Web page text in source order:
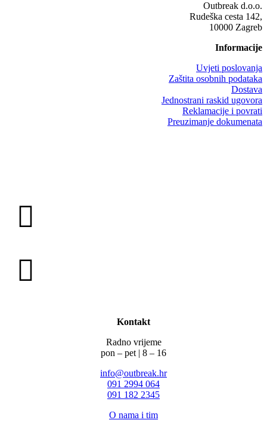
Outbreak d.o.o.
Rudeška cesta 142,
10000 Zagreb
Informacije
Uvjeti poslovanja
Zaštita osobnih podataka
Dostava
Jednostrani raskid ugovora
Reklamacije i povrati
Preuzimanje dokumenata
Kontakt
Radno vrijeme
pon – pet | 8 – 16
info@outbreak.hr
‪091 2994 064
091 182 2345
O nama i tim